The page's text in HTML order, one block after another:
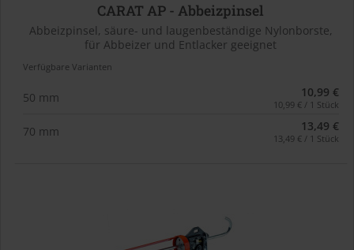
CARAT AP - Abbeizpinsel
Abbeizpinsel, säure- und laugenbeständige Nylonborste,
für Abbeizer und Entlacker geeignet
Verfügbare Varianten
50 mm 10,99 €
10,99 € / 1 Stück
70 mm 13,49 €
13,49 € / 1 Stück